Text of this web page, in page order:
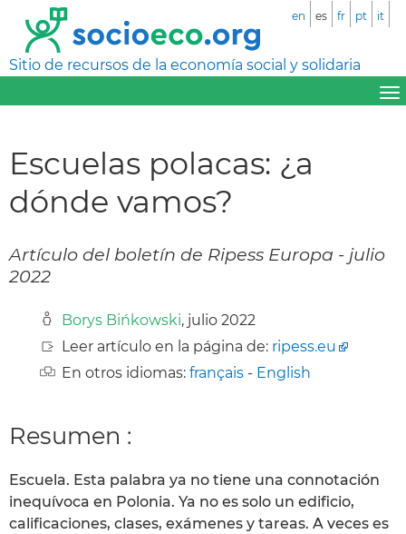
Sitio de recursos de la economía social y solidaria
en es fr pt it
Escuelas polacas: ¿a
dónde vamos?
Artículo del boletín de Ripess Europa - julio
2022
Borys Bińkowski, julio 2022
Leer artículo en la página de: ripess.eu
En otros idiomas: français - English
Resumen :
Escuela. Esta palabra ya no tiene una connotación
inequívoca en Polonia. Ya no es solo un edificio,
calificaciones, clases, exámenes y tareas. A veces es